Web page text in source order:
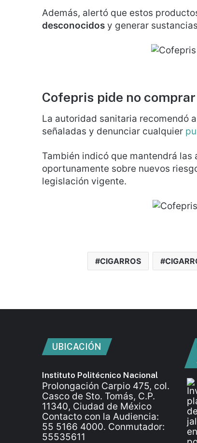
Además, alertó que estos
desconocidos y generar
Cofepris pide no
La autoridad sanitaria recomendó
señaladas y denunciar cualquier
También indicó que mantendrá las
oportunamente sobre nuevos
legislación vigente.
CIGARROS
UBICACIÓN
Instituto Politécnico Nacional
Prolongación Carpio 475, col.
Casco de Sto. Tomás, C.P.
11340, Ciudad de México
Contacto con la Audiencia:
55 5166 4000. Conmutador:
55535611